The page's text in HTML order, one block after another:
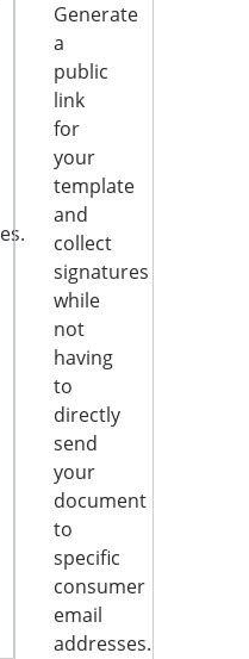
Generate
a
public
link
for
your
template
and
collect
signatures
while
not
having
to
directly
send
your
document
to
specific
consumer
email
addresses.